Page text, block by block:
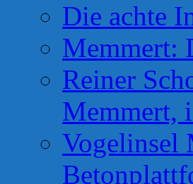
Die achte
Memmert:
Reiner
Memmert,
Vogelinsel